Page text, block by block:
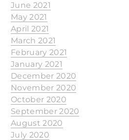
June 2021
May 2021
April 2021
March 2021
February 2021
January 2021
December 2020
November 2020
October 2020
September 2020
August 2020
July 2020